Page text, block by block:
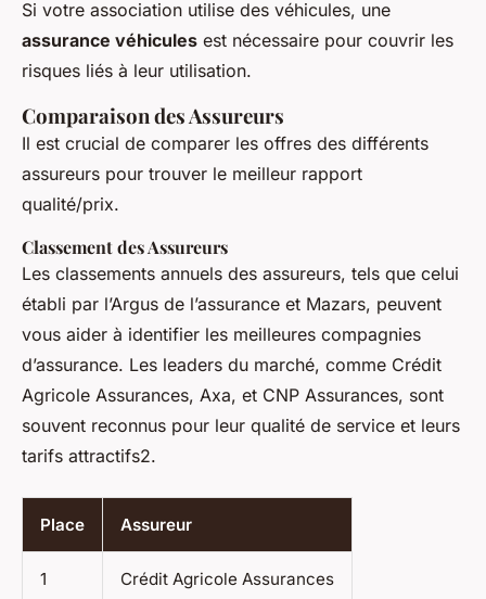
Si votre association utilise des véhicules, une
assurance véhicules est nécessaire pour couvrir les
risques liés à leur utilisation.
Comparaison des Assureurs
Il est crucial de comparer les offres des différents
assureurs pour trouver le meilleur rapport
qualité/prix.
Classement des Assureurs
Les classements annuels des assureurs, tels que celui
établi par l’Argus de l’assurance et Mazars, peuvent
vous aider à identifier les meilleures compagnies
d’assurance. Les leaders du marché, comme Crédit
Agricole Assurances, Axa, et CNP Assurances, sont
souvent reconnus pour leur qualité de service et leurs
tarifs attractifs2.
Place Assureur
1 Crédit Agricole Assurances